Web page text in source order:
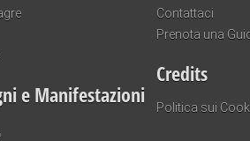
e Manifestazioni
Contattaci
Prenota una
Credits
Politica sui